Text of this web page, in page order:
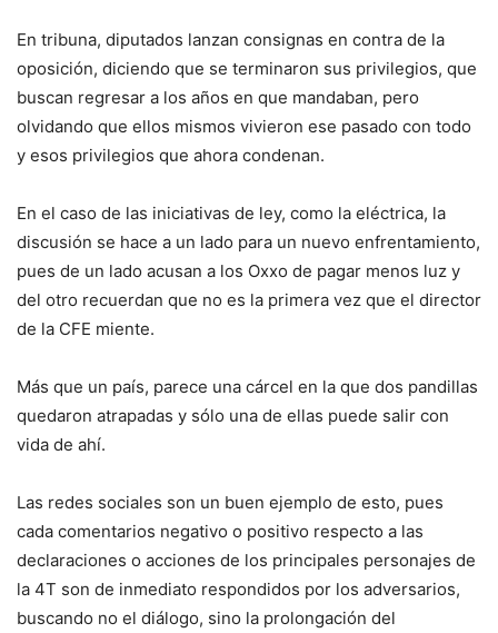
En tribuna, diputados lanzan consignas en contra de la
oposición, diciendo que se terminaron sus privilegios, que
buscan regresar a los años en que mandaban, pero
olvidando que ellos mismos vivieron ese pasado con todo
y esos privilegios que ahora condenan.
En el caso de las iniciativas de ley, como la eléctrica, la
discusión se hace a un lado para un nuevo enfrentamiento,
pues de un lado acusan a los Oxxo de pagar menos luz y
del otro recuerdan que no es la primera vez que el director
de la CFE miente.
Más que un país, parece una cárcel en la que dos pandillas
quedaron atrapadas y sólo una de ellas puede salir con
vida de ahí.
Las redes sociales son un buen ejemplo de esto, pues
cada comentarios negativo o positivo respecto a las
declaraciones o acciones de los principales personajes de
la 4T son de inmediato respondidos por los adversarios,
buscando no el diálogo, sino la prolongación del